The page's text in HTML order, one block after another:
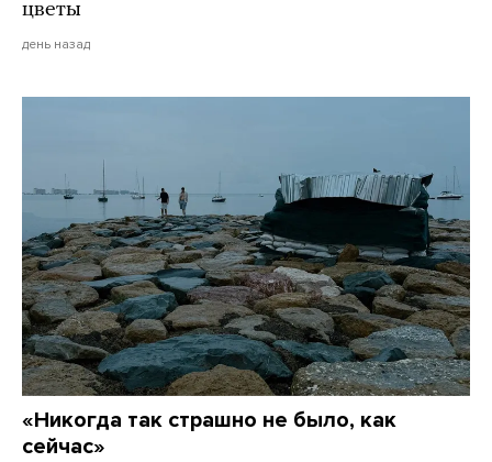
цветы
день назад
«Никогда так страшно не было, как
сейчас»